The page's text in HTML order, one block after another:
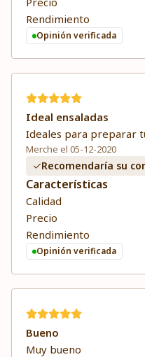
Rendimiento
Opinión verificada
Ideal ensaladas
Ideales para preparar
Merche el 05-12-2020
Recomendaría su
Características
Calidad
Precio
Rendimiento
Opinión verificada
Bueno
Muy bueno